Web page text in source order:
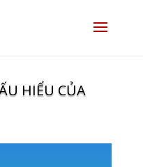
HIỂU CỦA